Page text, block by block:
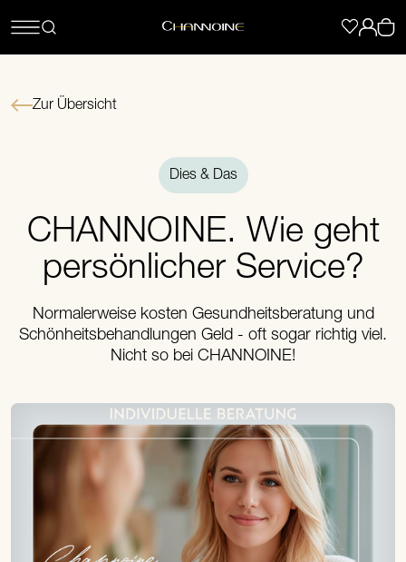
Zur Übersicht
Dies & Das
CHANNOINE. Wie geht
persönlicher Service?
Normalerweise kosten Gesundheitsberatung und
Schönheitsbehandlungen Geld - oft sogar richtig viel.
Nicht so bei CHANNOINE!